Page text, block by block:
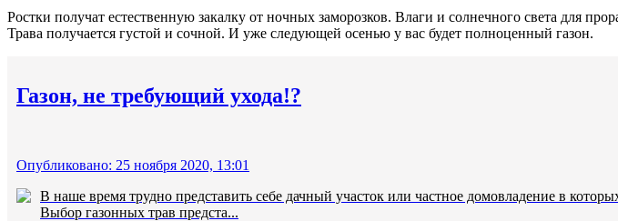
Ростки получат естественную закалку от ночных заморозков. Влаги и солнечного света для
Трава получается густой и сочной. И уже следующей осенью у вас будет полноценный газон.
Газон, не требующий ухода!?
Опубликовано: 25 ноября 2020, 13:01
В наше время трудно представить себе дачный участок или частное домовладение в
Выбор газонных трав предста...